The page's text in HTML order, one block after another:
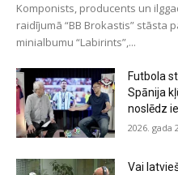
Komponists, producents un
raidījumā “BB Brokastis” stāsta
minialbumu “Labirints”,...
Futbola
Spānija
noslēdz
2026. gada
Vai